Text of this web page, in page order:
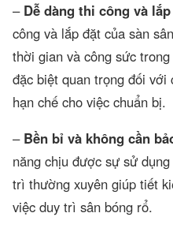
– Dễ dàng thi công và
công và lắp đặt của sàn
thời gian và công sức
đặc biệt quan trọng đối
hạn chế cho việc chuẩn bị.
– Bền bỉ và không cần
năng chịu được sự sử
trì thường xuyên giúp tiết
việc duy trì sân bóng rổ.